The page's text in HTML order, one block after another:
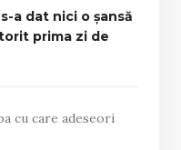
a dat nici o șansă
prima zi de
cu care adeseori